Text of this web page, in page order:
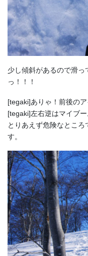
少し傾斜があるので滑
っ！！！
[tegaki]ありゃ！前後の
[tegaki]左右逆はマイブ
とりあえず危険なとこ
す。